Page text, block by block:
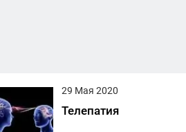
29 Мая 2020
Телепатия